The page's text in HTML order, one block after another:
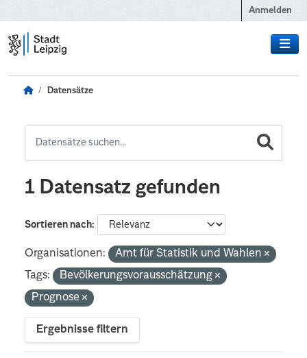
Anmelden
Datensätze
1 Datensatz gefunden
Sortieren nach
Organisationen:
Amt für Statistik und Wahlen
Tags:
Bevölkerungsvorausschätzung
Prognose
Ergebnisse filtern